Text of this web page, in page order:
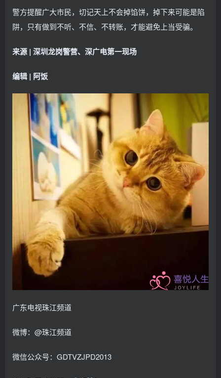
警方提醒广大市民，切记天上不会掉馅饼，掉下来可能是陷
阱，只有做到不听、不信、不转账，才能避免上当受骗。
来源 | 深圳龙岗警营、深广电第一现场
编辑 | 阿饭
广东电视珠江频道
微博：@珠江频道
微信公众号：GDTVZJPD2013